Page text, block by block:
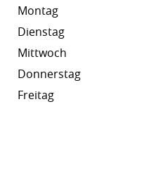
Montag
Dienstag
Mittwoch
Donnerstag
Freitag